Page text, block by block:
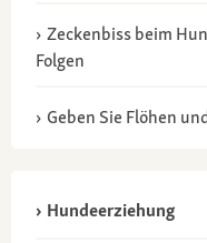
Zeckenbiss beim
Folgen
Geben Sie Flöhen
Hundeerziehung